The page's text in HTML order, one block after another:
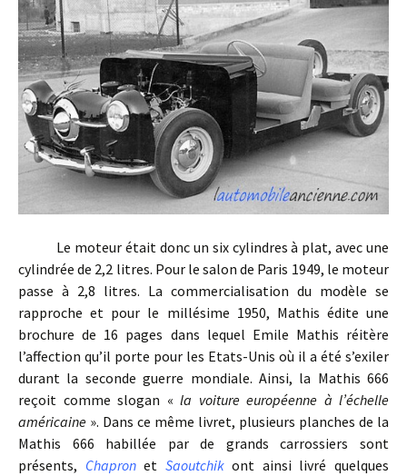
Le moteur était donc un six cylindres à plat, avec une
cylindrée de 2,2 litres. Pour le salon de Paris 1949, le moteur
passe à 2,8 litres. La commercialisation du modèle se
rapproche et pour le millésime 1950, Mathis édite une
brochure de 16 pages dans lequel Emile Mathis réitère
l’affection qu’il porte pour les Etats-Unis où il a été s’exiler
durant la seconde guerre mondiale. Ainsi, la Mathis 666
reçoit comme slogan « la voiture européenne à l’échelle
américaine ». Dans ce même livret, plusieurs planches de la
Mathis 666 habillée par de grands carrossiers sont
présents, Chapronet Saoutchik ont ainsi livré quelques